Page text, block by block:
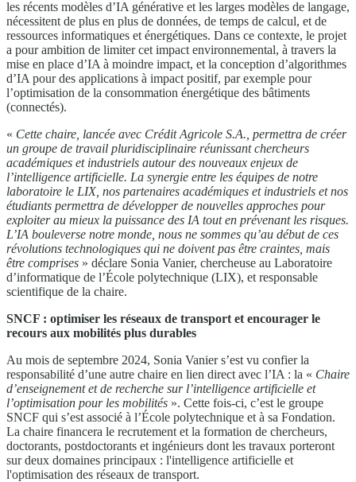
les récents modèles d’IA générative et les larges modèles de langage,
nécessitent de plus en plus de données, de temps de calcul, et de
ressources informatiques et énergétiques. Dans ce contexte, le projet
a pour ambition de limiter cet impact environnemental, à travers la
mise en place d’IA à moindre impact, et la conception d’algorithmes
d’IA pour des applications à impact positif, par exemple pour
l’optimisation de la consommation énergétique des bâtiments
(connectés).
« Cette chaire, lancée avec Crédit Agricole S.A., permettra de créer
un groupe de travail pluridisciplinaire réunissant chercheurs
académiques et industriels autour des nouveaux enjeux de
l’intelligence artificielle. La synergie entre les équipes de notre
laboratoire le LIX, nos partenaires académiques et industriels et nos
étudiants permettra de développer de nouvelles approches pour
exploiter au mieux la puissance des IA tout en prévenant les risques.
L’IA bouleverse notre monde, nous ne sommes qu’au début de ces
révolutions technologiques qui ne doivent pas être craintes, mais
être comprises » déclare Sonia Vanier, chercheuse au Laboratoire
d’informatique de l’École polytechnique (LIX), et responsable
scientifique de la chaire.
SNCF : optimiser les réseaux de transport et encourager le
recours aux mobilités plus durables
Au mois de septembre 2024, Sonia Vanier s’est vu confier la
responsabilité d’une autre chaire en lien direct avec l’IA : la « Chaire
d’enseignement et de recherche sur l’intelligence artificielle et
l’optimisation pour les mobilités ». Cette fois-ci, c’est le groupe
SNCF qui s’est associé à l’École polytechnique et à sa Fondation.
La chaire financera le recrutement et la formation de chercheurs,
doctorants, postdoctorants et ingénieurs dont les travaux porteront
sur deux domaines principaux : l'intelligence artificielle et
l'optimisation des réseaux de transport.